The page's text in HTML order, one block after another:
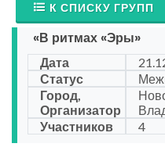
К СПИСКУ ГРУПП
«В ритмах «Эры»
Дата
Статус
Город,
Организатор
Участников
4